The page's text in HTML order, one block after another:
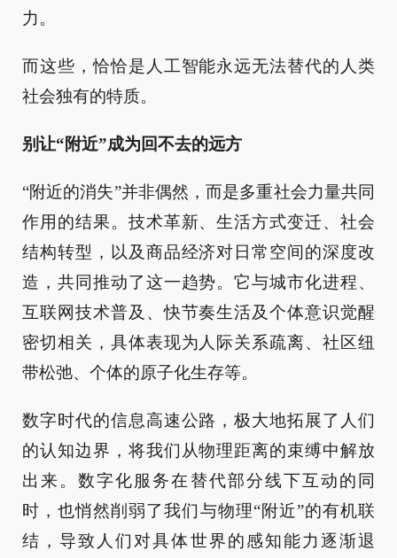
力。
而这些，恰恰是人工智能永远无法替代的人类
社会独有的特质。
别让“附近”成为回不去的远方
“附近的消失”并非偶然，而是多重社会力量共同
作用的结果。技术革新、生活方式变迁、社会
结构转型，以及商品经济对日常空间的深度改
造，共同推动了这一趋势。它与城市化进程、
互联网技术普及、快节奏生活及个体意识觉醒
密切相关，具体表现为人际关系疏离、社区纽
带松弛、个体的原子化生存等。
数字时代的信息高速公路，极大地拓展了人们
的认知边界，将我们从物理距离的束缚中解放
出来。数字化服务在替代部分线下互动的同
时，也悄然削弱了我们与物理“附近”的有机联
结，导致人们对具体世界的感知能力逐渐退